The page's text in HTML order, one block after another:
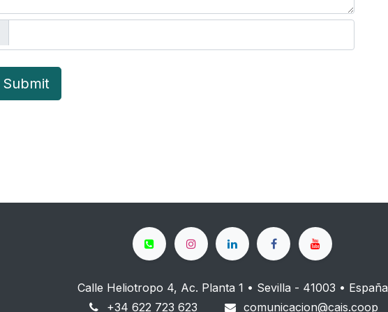
Submit
Calle Heliotropo 4, Ac. Planta 1 • Sevilla - 41003 • España
+34 622 723 623
comunicacion@cais.coop